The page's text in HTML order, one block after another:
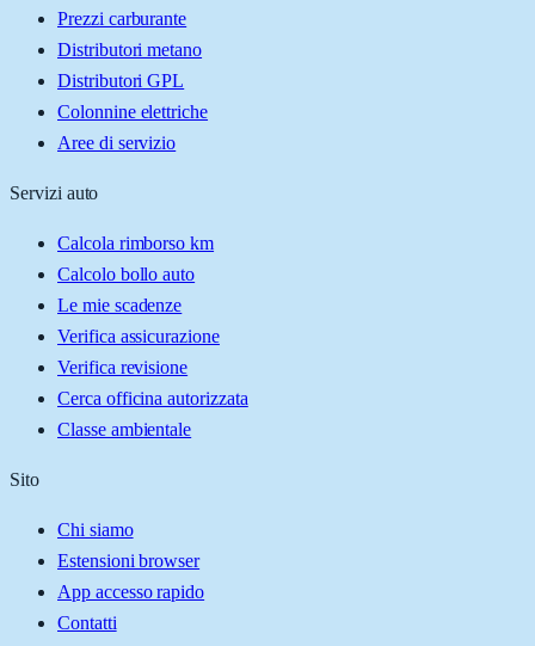
Prezzi carburante
Distributori metano
Distributori GPL
Colonnine elettriche
Aree di servizio
Servizi auto
Calcola rimborso km
Calcolo bollo auto
Le mie scadenze
Verifica assicurazione
Verifica revisione
Cerca officina autorizzata
Classe ambientale
Sito
Chi siamo
Estensioni browser
App accesso rapido
Contatti